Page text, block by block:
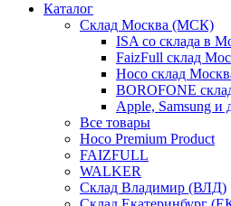
Каталог
Склад Москва (МСК)
ISA со склада в
FaizFull склад
Hoco склад
BOROFONE
Apple, Samsung и
Все товары
Hoco Premium Product
FAIZFULL
WALKER
Склад Владимир (ВЛД)